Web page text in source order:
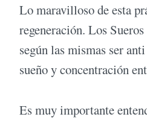
Lo maravilloso de esta
regeneración. Los
según las mismas ser
sueño y concentración
Es muy importante